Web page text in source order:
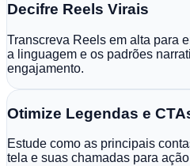
Decifre Reels Virais
Transcreva Reels em alta para
a linguagem e os padrões
engajamento.
Otimize Legendas e
Estude como as principais
tela e suas chamadas para